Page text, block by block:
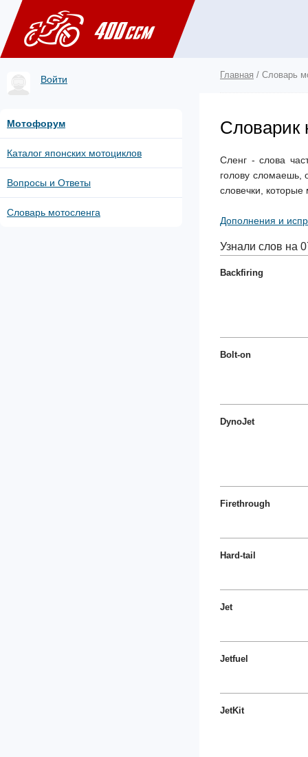
Войти
Мотофорум
Каталог японских мотоциклов
Вопросы и Ответы
Словарь мотосленга
Главная / Словарь
Словарик
Сленг - слова
голову сломаешь,
словечки,
Дополнения и
Узнали слов на
Backfiring
Bolt-on
DynoJet
Firethrough
Hard-tail
Jet
Jetfuel
JetKit